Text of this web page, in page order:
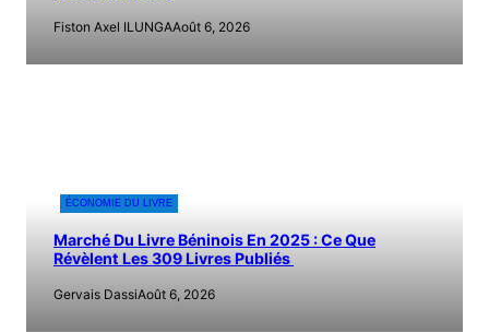
Fiston Axel ILUNGAAoût 6, 2026
ÉCONOMIE DU LIVRE
Marché Du Livre Béninois En 2025 : Ce Que
Révèlent Les 309 Livres Publiés
Gervais DassiAoût 6, 2026